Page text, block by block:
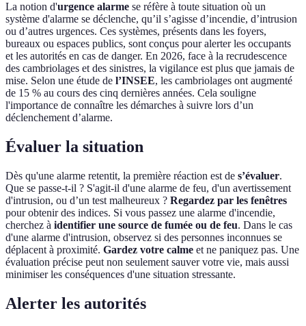
La notion d'urgence alarme se réfère à toute situation où un
système d'alarme se déclenche, qu’il s’agisse d’incendie, d’intrusion
ou d’autres urgences. Ces systèmes, présents dans les foyers,
bureaux ou espaces publics, sont conçus pour alerter les occupants
et les autorités en cas de danger. En 2026, face à la recrudescence
des cambriolages et des sinistres, la vigilance est plus que jamais de
mise. Selon une étude de l’INSEE, les cambriolages ont augmenté
de 15 % au cours des cinq dernières années. Cela souligne
l'importance de connaître les démarches à suivre lors d’un
déclenchement d’alarme.
Évaluer la situation
Dès qu'une alarme retentit, la première réaction est de s’évaluer.
Que se passe-t-il ? S'agit-il d'une alarme de feu, d'un avertissement
d'intrusion, ou d’un test malheureux ? Regardez par les fenêtres
pour obtenir des indices. Si vous passez une alarme d'incendie,
cherchez à identifier une source de fumée ou de feu. Dans le cas
d'une alarme d'intrusion, observez si des personnes inconnues se
déplacent à proximité. Gardez votre calme et ne paniquez pas. Une
évaluation précise peut non seulement sauver votre vie, mais aussi
minimiser les conséquences d'une situation stressante.
Alerter les autorités